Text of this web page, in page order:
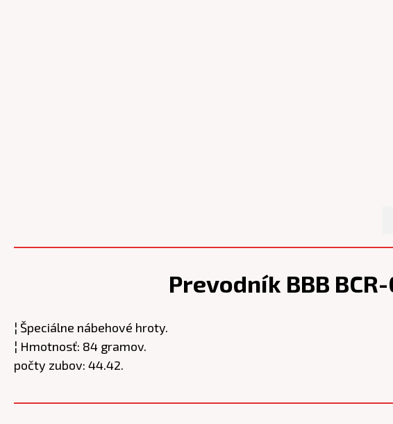
Prevodník BBB
¦ Špeciálne nábehové hroty.
¦ Hmotnosť: 84 gramov.
počty zubov: 44.42.